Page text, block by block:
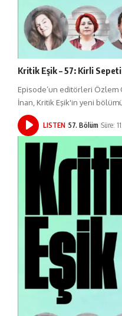
Kritik Eşik – 57: Kirli Sepeti
Episode’un editörleri Özlem
İnan, Kritik Eşik'in yeni
LISTEN 57. Bölüm Süre: